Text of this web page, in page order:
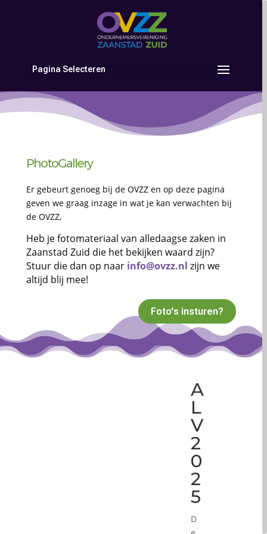
Pagina Selecteren
PhotoGallery
Er gebeurt genoeg bij de OVZZ en op deze pagina
geven we graag inzage in wat je kan verwachten bij
de OVZZ,
Heb je fotomateriaal van alledaagse zaken in
Zaanstad Zuid die het bekijken waard zijn?
Stuur die dan op naar info@ovzz.nl zijn we
altijd blij mee!
Foto's insturen?
A
L
V
2
0
2
5
D